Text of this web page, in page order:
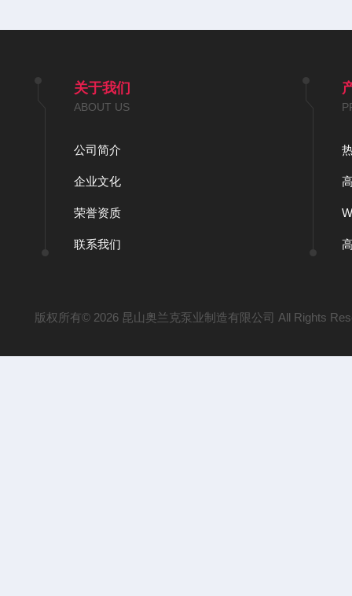
关于我们
ABOUT US
公司简介
企业文化
荣誉资质
联系我们
版权所有© 2026 昆山奥兰克泵业制造有限公司 All Rights